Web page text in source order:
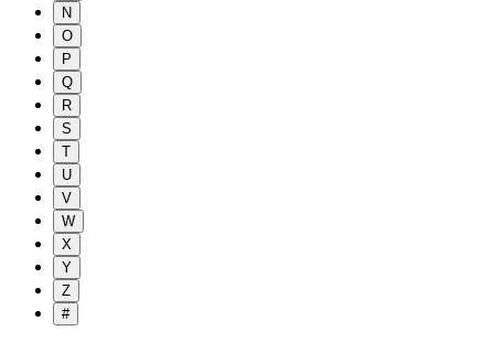
N
O
P
Q
R
S
T
U
V
W
X
Y
Z
#